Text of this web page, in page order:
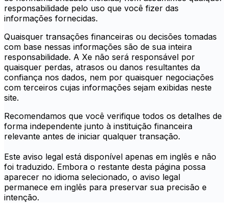
responsabilidade pelo uso que você fizer das
informações fornecidas.
Quaisquer transações financeiras ou decisões tomadas
com base nessas informações são de sua inteira
responsabilidade. A Xe não será responsável por
quaisquer perdas, atrasos ou danos resultantes da
confiança nos dados, nem por quaisquer negociações
com terceiros cujas informações sejam exibidas neste
site.
Recomendamos que você verifique todos os detalhes de
forma independente junto à instituição financeira
relevante antes de iniciar qualquer transação.
Este aviso legal está disponível apenas em inglês e não
foi traduzido. Embora o restante desta página possa
aparecer no idioma selecionado, o aviso legal
permanece em inglês para preservar sua precisão e
intenção.